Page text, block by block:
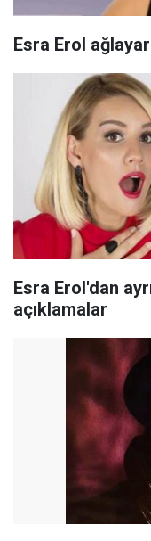
Esra Erol
Esra Erol'dan
açıklamalar